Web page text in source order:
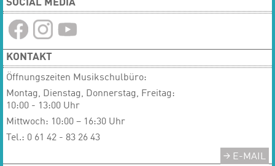
SOCIAL MEDIA
KONTAKT
Öffnungszeiten Musikschulbüro:
Montag, Dienstag, Donnerstag, Freitag:
10:00 - 13:00 Uhr
Mittwoch: 10:00 – 16:30 Uhr
Tel.: 0 61 42 - 83 26 43
E-MAIL